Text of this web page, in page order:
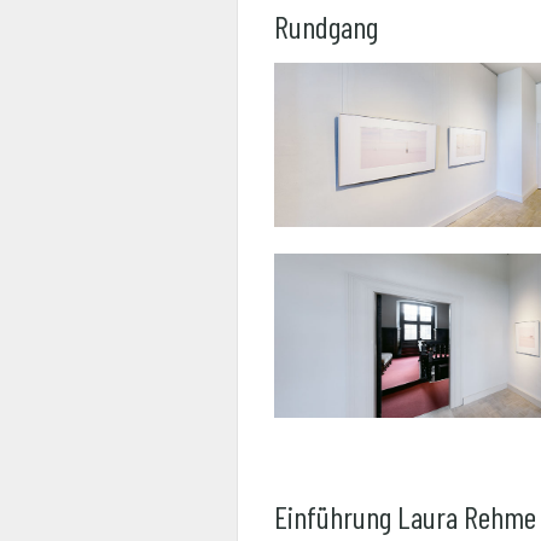
Rundgang
Einführung Laura Rehme